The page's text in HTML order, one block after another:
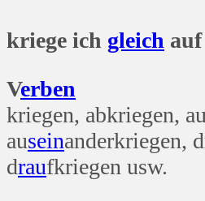
kriege ich gleich
Verben
kriegen, abkriegen,
auseinanderkriegen,
draufkriegen usw.